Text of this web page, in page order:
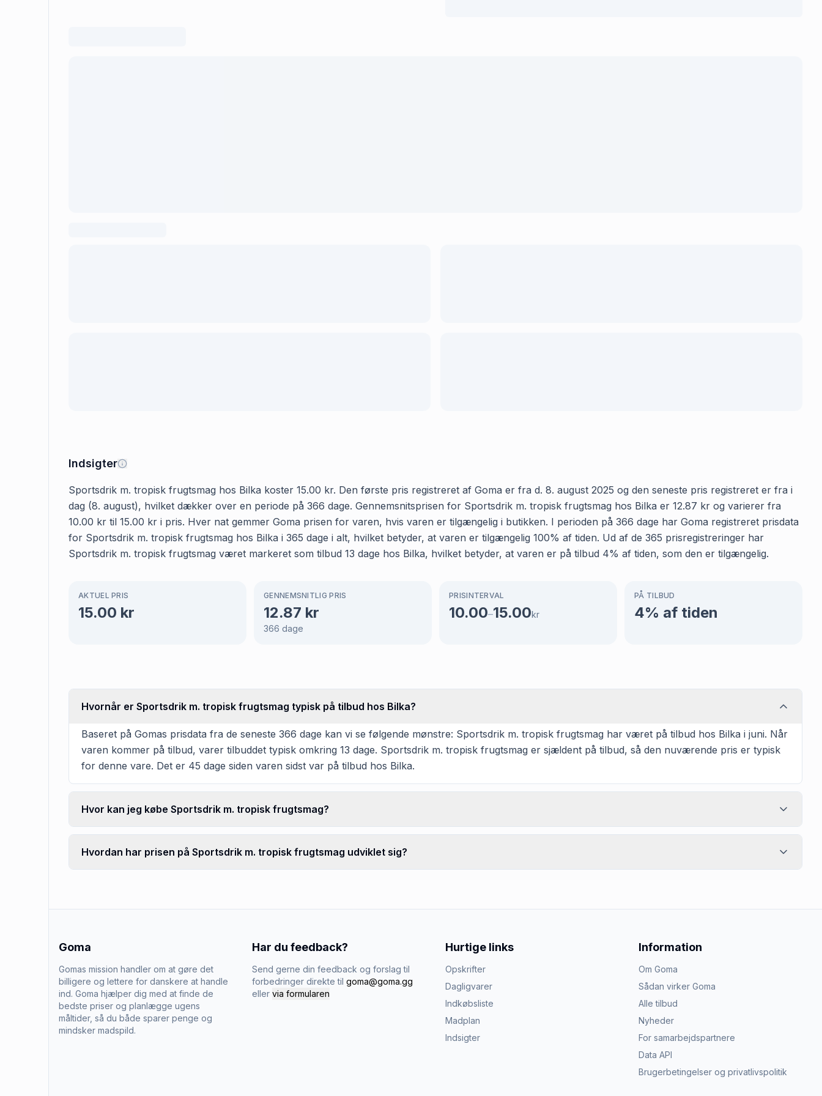
Indsigter
Sportsdrik m. tropisk frugtsmag hos Bilka koster 15.00 kr. Den første pris registreret af Goma er fra d. 8. august 2025 og den seneste pris registreret er fra i
dag (8. august), hvilket dækker over en periode på 366 dage. Gennemsnitsprisen for Sportsdrik m. tropisk frugtsmag hos Bilka er 12.87 kr og varierer fra
10.00 kr til 15.00 kr i pris. Hver nat gemmer Goma prisen for varen, hvis varen er tilgængelig i butikken. I perioden på 366 dage har Goma registreret prisdata
for Sportsdrik m. tropisk frugtsmag hos Bilka i 365 dage i alt, hvilket betyder, at varen er tilgængelig 100% af tiden. Ud af de 365 prisregistreringer har
Sportsdrik m. tropisk frugtsmag været markeret som tilbud 13 dage hos Bilka, hvilket betyder, at varen er på tilbud 4% af tiden, som den er tilgængelig.
AKTUEL PRIS
15.00 kr
GENNEMSNITLIG PRIS
12.87 kr
366 dage
PRISINTERVAL
10.00–15.00kr
PÅ TILBUD
4% af tiden
Hvornår er Sportsdrik m. tropisk frugtsmag typisk på tilbud hos Bilka?
Baseret på Gomas prisdata fra de seneste 366 dage kan vi se følgende mønstre: Sportsdrik m. tropisk frugtsmag har været på tilbud hos Bilka i juni. Når
varen kommer på tilbud, varer tilbuddet typisk omkring 13 dage. Sportsdrik m. tropisk frugtsmag er sjældent på tilbud, så den nuværende pris er typisk
for denne vare. Det er 45 dage siden varen sidst var på tilbud hos Bilka.
Hvor kan jeg købe Sportsdrik m. tropisk frugtsmag?
Hvordan har prisen på Sportsdrik m. tropisk frugtsmag udviklet sig?
Goma
Gomas mission handler om at gøre det
billigere og lettere for danskere at handle
ind. Goma hjælper dig med at finde de
bedste priser og planlægge ugens
måltider, så du både sparer penge og
mindsker madspild.
Har du feedback?
Send gerne din feedback og forslag til
forbedringer direkte til goma@goma.gg
eller via formularen
Hurtige links
Opskrifter
Dagligvarer
Indkøbsliste
Madplan
Indsigter
Information
Om Goma
Sådan virker Goma
Alle tilbud
Nyheder
For samarbejdspartnere
Data API
Brugerbetingelser og privatlivspolitik